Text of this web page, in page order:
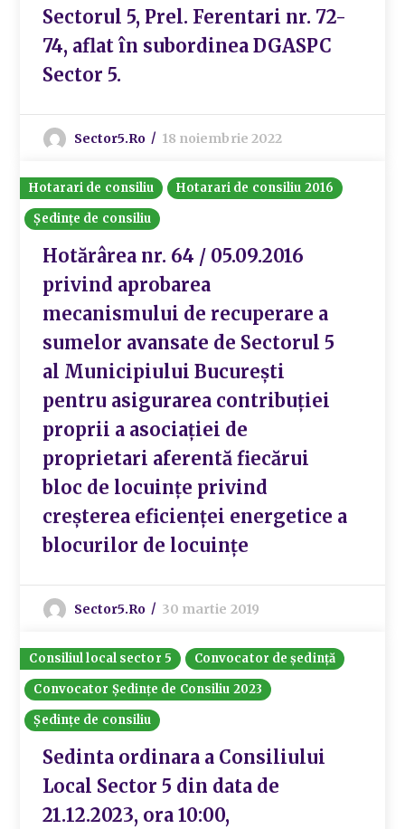
Sectorul 5, Prel. Ferentari nr. 72-
74, aflat în subordinea DGASPC
Sector 5.
Sector5.ro 18 noiembrie 2022
Hotarari de consiliu
Hotarari de consiliu 2016
Ședințe de consiliu
Hotărârea nr. 64 / 05.09.2016
privind aprobarea
mecanismului de recuperare a
sumelor avansate de Sectorul 5
al Municipiului București
pentru asigurarea contribuției
proprii a asociației de
proprietari aferentă fiecărui
bloc de locuințe privind
creșterea eficienței energetice a
blocurilor de locuințe
Sector5.ro 30 martie 2019
Consiliul local sector 5
Convocator de ședință
Convocator Ședințe de Consiliu 2023
Ședințe de consiliu
Sedinta ordinara a Consiliului
Local Sector 5 din data de
21.12.2023, ora 10:00,